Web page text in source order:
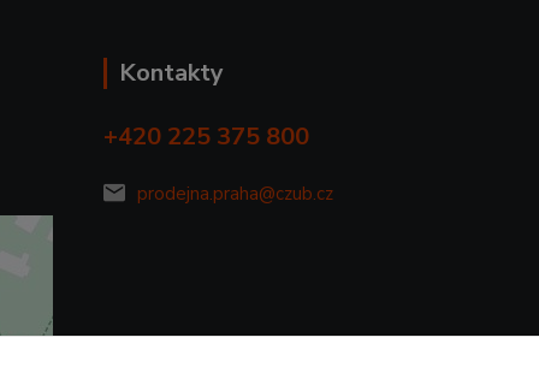
Kontakty
+420 225 375 800
prodejna.praha@czub.cz